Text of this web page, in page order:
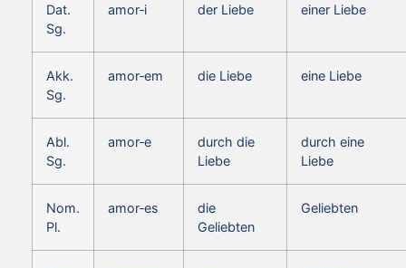
Dat.
Sg.
amor‑i der Liebe einer Liebe
Akk.
Sg.
amor‑em die Liebe eine Liebe
Abl.
Sg.
amor‑e
durch die
Liebe
durch eine
Liebe
Nom.
Pl.
amor‑es
die
Geliebten
Geliebten